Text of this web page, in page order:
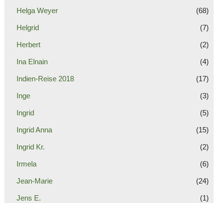
Helga Weyer (68)
Helgrid (7)
Herbert (2)
Ina Elnain (4)
Indien-Reise 2018 (17)
Inge (3)
Ingrid (5)
Ingrid Anna (15)
Ingrid Kr. (2)
Irmela (6)
Jean-Marie (24)
Jens E. (1)